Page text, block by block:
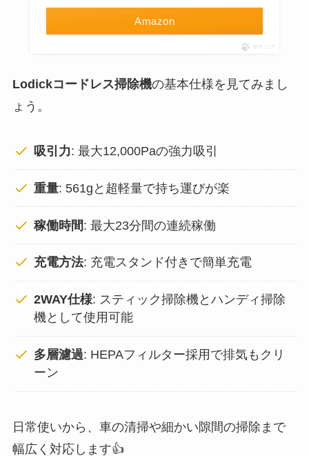
Amazon
ポチップ
Lodickコードレス掃除機の基本仕様を見てみまし
ょう。
吸引力: 最大12,000Paの強力吸引
重量: 561gと超軽量で持ち運びが楽
稼働時間: 最大23分間の連続稼働
充電方法: 充電スタンド付きで簡単充電
2WAY仕様: スティック掃除機とハンディ掃除
機として使用可能
多層濾過: HEPAフィルター採用で排気もクリ
ーン
日常使いから、車の清掃や細かい隙間の掃除まで
幅広く対応します👍